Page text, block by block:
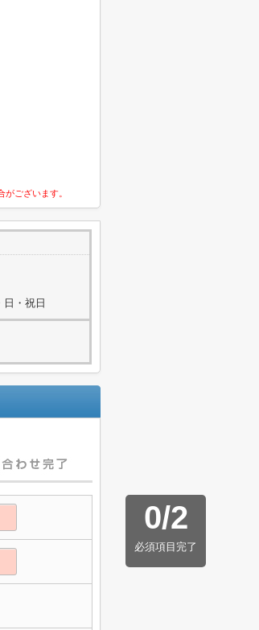
ございます。
・祝日
0/2
必須項目完了